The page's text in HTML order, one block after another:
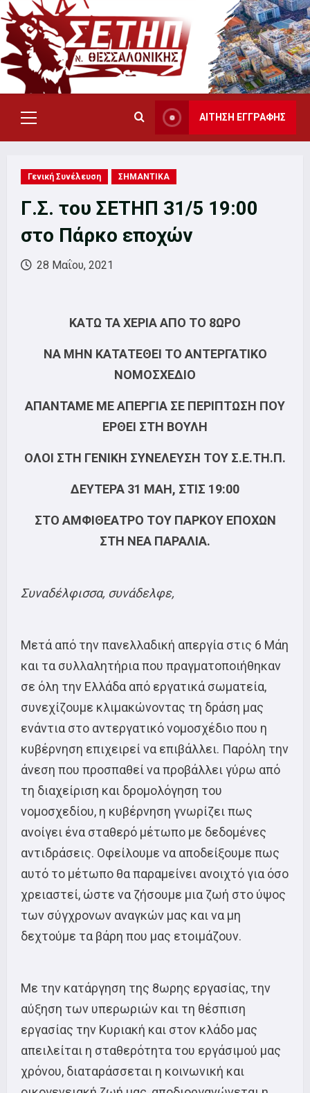
Skip
to
content
Primary
Menu
ΑΙΤΗΣΗ ΕΓΓΡΑΦΗΣ
Γενική Συνέλευση ΣΗΜΑΝΤΙΚΑ
Γ.Σ. του ΣΕΤΗΠ 31/5 19:00
στο Πάρκο εποχών
28 Μαΐου, 2021
ΚΑΤΩ ΤΑ ΧΕΡΙΑ ΑΠΟ ΤΟ 8ΩΡΟ
ΝΑ ΜΗΝ ΚΑΤΑΤΕΘΕΙ ΤΟ ΑΝΤΕΡΓΑΤΙΚΟ
ΝΟΜΟΣΧΕΔΙΟ
ΑΠΑΝΤΑΜΕ ΜΕ ΑΠΕΡΓΙΑ ΣΕ ΠΕΡΙΠΤΩΣΗ ΠΟΥ
ΕΡΘΕΙ ΣΤΗ ΒΟΥΛΗ
ΟΛΟΙ ΣΤΗ ΓΕΝΙΚΗ ΣΥΝΕΛΕΥΣΗ ΤΟΥ Σ.Ε.ΤΗ.Π.
ΔΕΥΤΕΡΑ 31 ΜΑΗ, ΣΤΙΣ 19:00
ΣΤΟ ΑΜΦΙΘΕΑΤΡΟ ΤΟΥ ΠΑΡΚΟΥ ΕΠΟΧΩΝ
ΣΤΗ ΝΕΑ ΠΑΡΑΛΙΑ.
Συναδέλφισσα, συνάδελφε,
Μετά από την πανελλαδική απεργία στις 6 Μάη
και τα συλλαλητήρια που πραγματοποιήθηκαν
σε όλη την Ελλάδα από εργατικά σωματεία,
συνεχίζουμε κλιμακώνοντας τη δράση μας
ενάντια στο αντεργατικό νομοσχέδιο που η
κυβέρνηση επιχειρεί να επιβάλλει. Παρόλη την
άνεση που προσπαθεί να προβάλλει γύρω από
τη διαχείριση και δρομολόγηση του
νομοσχεδίου, η κυβέρνηση γνωρίζει πως
ανοίγει ένα σταθερό μέτωπο με δεδομένες
αντιδράσεις. Οφείλουμε να αποδείξουμε πως
αυτό το μέτωπο θα παραμείνει ανοιχτό για όσο
χρειαστεί, ώστε να ζήσουμε μια ζωή στο ύψος
των σύγχρονων αναγκών μας και να μη
δεχτούμε τα βάρη που μας ετοιμάζουν.
Με την κατάργηση της 8ωρης εργασίας, την
αύξηση των υπερωριών και τη θέσπιση
εργασίας την Κυριακή και στον κλάδο μας
απειλείται η σταθερότητα του εργάσιμού μας
χρόνου, διαταράσσεται η κοινωνική και